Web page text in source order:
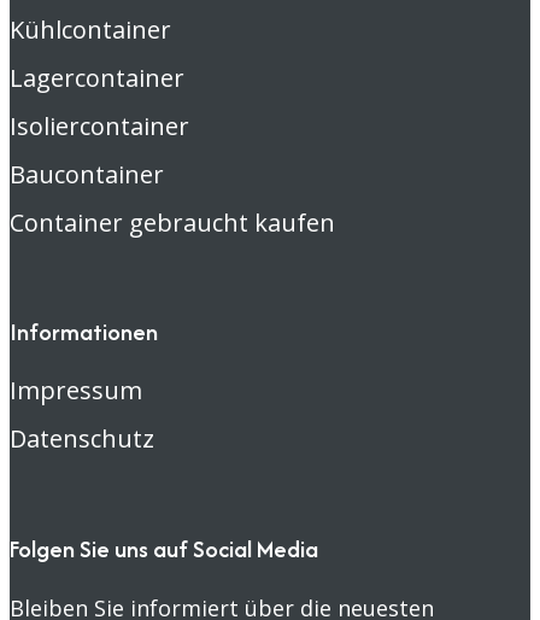
Kühlcontainer
Lagercontainer
Isoliercontainer
Baucontainer
Container gebraucht kaufen
Informationen
Impressum
Datenschutz
Folgen Sie uns auf Social Media
Bleiben Sie informiert über die neuesten